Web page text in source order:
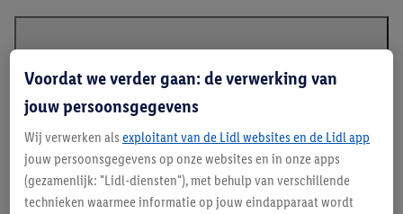
Voordat we verder gaan: de verwerking van
jouw persoonsgegevens
Wij verwerken als exploitant van de Lidl websites en de Lidl app
jouw persoonsgegevens op onze websites en in onze apps
(gezamenlijk: "Lidl-diensten"), met behulp van verschillende
technieken waarmee informatie op jouw eindapparaat wordt